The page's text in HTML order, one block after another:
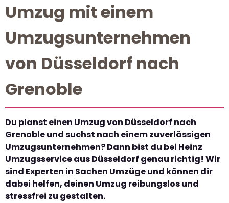
Umzug mit einem
Umzugsunternehmen
von Düsseldorf nach
Grenoble
Du planst einen Umzug von Düsseldorf nach
Grenoble und suchst nach einem zuverlässigen
Umzugsunternehmen? Dann bist du bei Heinz
Umzugsservice aus Düsseldorf genau richtig! Wir
sind Experten in Sachen Umzüge und können dir
dabei helfen, deinen Umzug reibungslos und
stressfrei zu gestalten.